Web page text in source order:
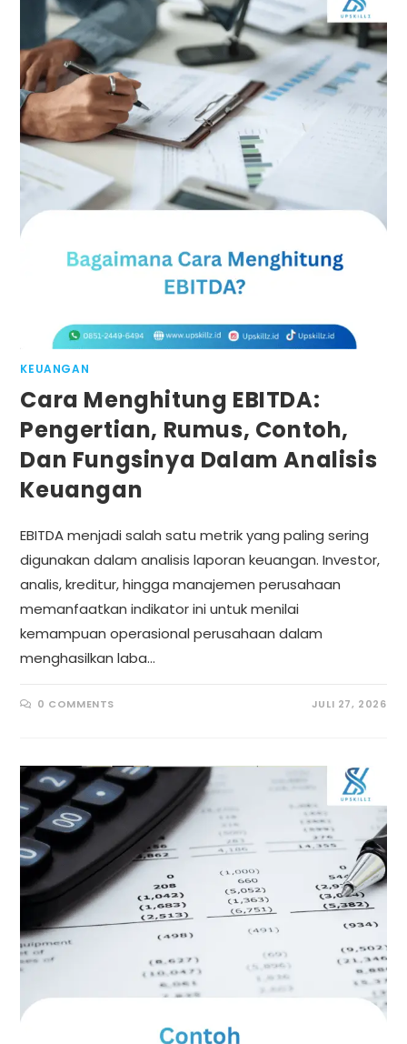
KEUANGAN
Cara Menghitung EBITDA:
Pengertian, Rumus, Contoh,
Dan Fungsinya Dalam Analisis
Keuangan
EBITDA menjadi salah satu metrik yang paling sering
digunakan dalam analisis laporan keuangan. Investor,
analis, kreditur, hingga manajemen perusahaan
memanfaatkan indikator ini untuk menilai
kemampuan operasional perusahaan dalam
menghasilkan laba…
0 COMMENTS JULI 27, 2026